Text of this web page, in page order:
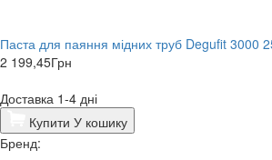
Паста для паяння мідних труб Degufit 3000
2 199,45Грн
Доставка 1-4 дні
Купити У кошику
Бренд: